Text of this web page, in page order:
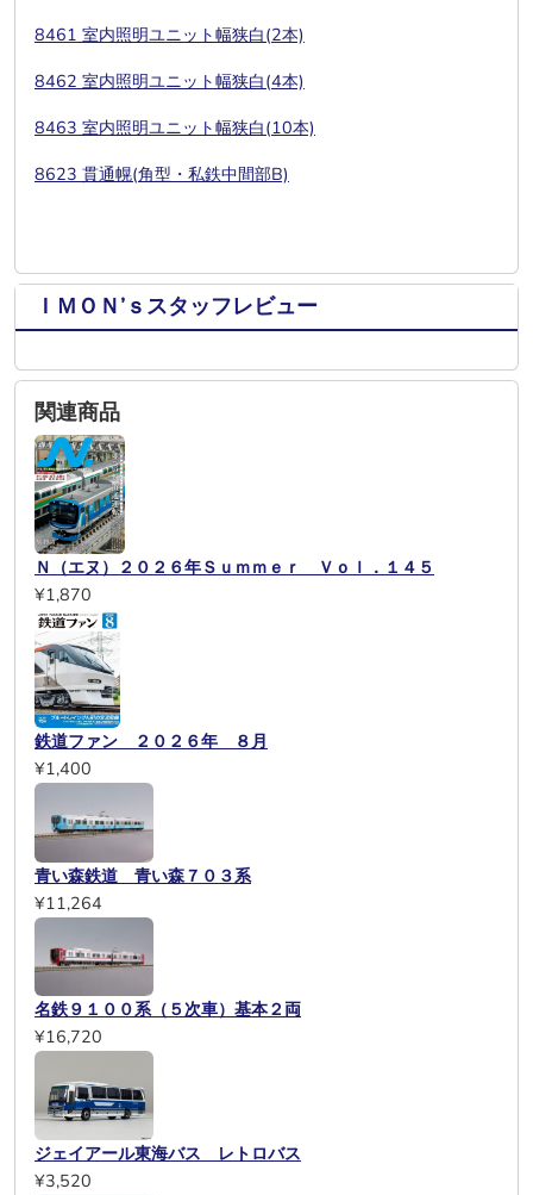
8461 室内照明ユニット幅狭白(2本)
8462 室内照明ユニット幅狭白(4本)
8463 室内照明ユニット幅狭白(10本)
8623 貫通幌(角型・私鉄中間部B)
ＩＭＯＮ’ｓスタッフレビュー
関連商品
Ｎ（エヌ）２０２６年Ｓｕｍｍｅｒ Ｖｏｌ．１４５
¥1,870
鉄道ファン ２０２６年 ８月
¥1,400
青い森鉄道 青い森７０３系
¥11,264
名鉄９１００系（５次車）基本２両
¥16,720
ジェイアール東海バス レトロバス
¥3,520